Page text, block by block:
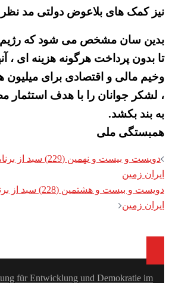
نیز کمک های بلاعوض دولتی مد
بدین سان مشخص می شود که رژیم
تا بدون پرداخت هرگونه هزینه ای ،
وخیم مالی و اقتصادی برای میلیون
، لشکر جوانان را با هدف
به بند بکشد.
همبستگی ملی
Post
navigation
دویست و بیست و نهمین
ایران زمین
دویست و بیست و
ایران زمین
für Entwicklung und Demokratie im